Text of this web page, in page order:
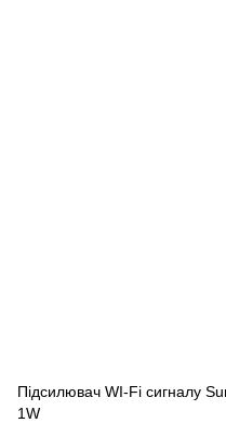
Підсилювач WI-Fi сигналу
1W